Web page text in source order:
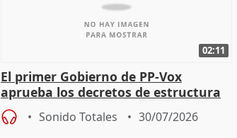
02:11
El primer Gobierno de PP-Vox
aprueba los decretos de estructura
de sus consejerías
Sonido Totales 30/07/2026